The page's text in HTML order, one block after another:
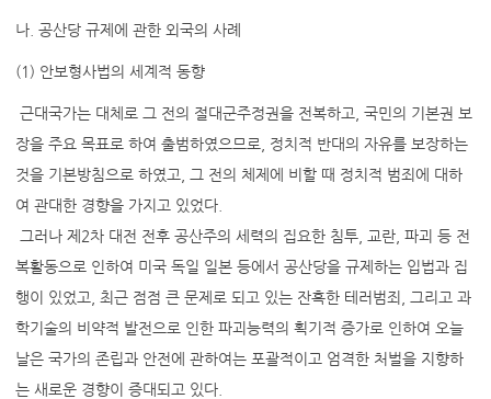
나. 공산당 규제에 관한 외국의 사례
(1) 안보형사법의 세계적 동향
근대국가는 대체로 그 전의 절대군주정권을 전복하고, 국민의 기본권 보
장을 주요 목표로 하여 출범하였으므로, 정치적 반대의 자유를 보장하는
것을 기본방침으로 하였고, 그 전의 체제에 비할 때 정치적 범죄에 대하
여 관대한 경향을 가지고 있었다.
그러나 제2차 대전 전후 공산주의 세력의 집요한 침투, 교란, 파괴 등 전
복활동으로 인하여 미국 독일 일본 등에서 공산당을 규제하는 입법과 집
행이 있었고, 최근 점점 큰 문제로 되고 있는 잔혹한 테러범죄, 그리고 과
학기술의 비약적 발전으로 인한 파괴능력의 획기적 증가로 인하여 오늘
날은 국가의 존립과 안전에 관하여는 포괄적이고 엄격한 처벌을 지향하
는 새로운 경향이 증대되고 있다.